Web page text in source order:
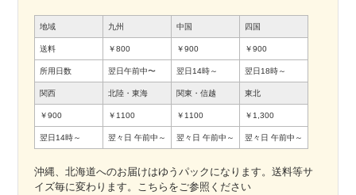
地域 九州 中国 四国
送料 ￥800 ￥900 ￥900
所用日数 翌日午前中〜 翌日14時～ 翌日18時～
関西 北陸・東海 関東・信越 東北
￥900 ￥1100 ￥1100 ￥1,300
翌日14時～ 翌々日 午前中～ 翌々日 午前中～ 翌々日 午前中～
沖縄、北海道へのお届けはゆうパックになります。送料等サ
イズ毎に変わります。こちらをご参照ください